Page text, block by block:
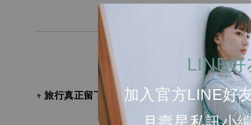
LINE好
加入官方LINE好
月壽星私訊小
𖥧 旅行真正留下的